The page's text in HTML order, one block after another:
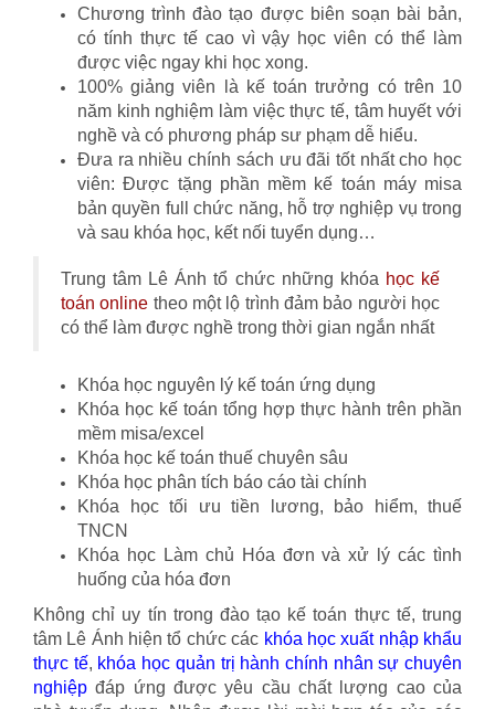
Chương trình đào tạo được biên soạn bài bản,
có tính thực tế cao vì vậy học viên có thể làm
được việc ngay khi học xong.
100% giảng viên là kế toán trưởng có trên 10
năm kinh nghiệm làm việc thực tế, tâm huyết với
nghề và có phương pháp sư phạm dễ hiểu.
Đưa ra nhiều chính sách ưu đãi tốt nhất cho học
viên: Được tặng phần mềm kế toán máy misa
bản quyền full chức năng, hỗ trợ nghiệp vụ trong
và sau khóa học, kết nối tuyển dụng…
Trung tâm Lê Ánh tổ chức những khóa học kế
toán online theo một lộ trình đảm bảo người học
có thể làm được nghề trong thời gian ngắn nhất
Khóa học nguyên lý kế toán ứng dụng
Khóa học kế toán tổng hợp thực hành trên phần
mềm misa/excel
Khóa học kế toán thuế chuyên sâu
Khóa học phân tích báo cáo tài chính
Khóa học tối ưu tiền lương, bảo hiểm, thuế
TNCN
Khóa học Làm chủ Hóa đơn và xử lý các tình
huống của hóa đơn
Không chỉ uy tín trong đào tạo kế toán thực tế, trung
tâm Lê Ánh hiện tổ chức các khóa học xuất nhập khẩu
thực tế, khóa học quản trị hành chính nhân sự chuyên
nghiệp đáp ứng được yêu cầu chất lượng cao của